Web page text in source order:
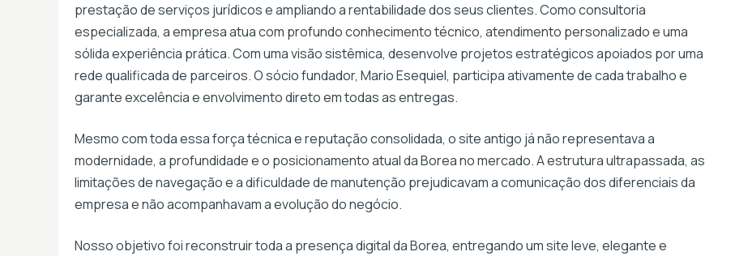
prestação de serviços jurídicos e ampliando a rentabilidade dos seus clientes. Como consultoria
especializada, a empresa atua com profundo conhecimento técnico, atendimento personalizado e uma
sólida experiência prática. Com uma visão sistêmica, desenvolve projetos estratégicos apoiados por uma
rede qualificada de parceiros. O sócio fundador, Mario Esequiel, participa ativamente de cada trabalho e
garante excelência e envolvimento direto em todas as entregas.
Mesmo com toda essa força técnica e reputação consolidada, o site antigo já não representava a
modernidade, a profundidade e o posicionamento atual da Borea no mercado. A estrutura ultrapassada, as
limitações de navegação e a dificuldade de manutenção prejudicavam a comunicação dos diferenciais da
empresa e não acompanhavam a evolução do negócio.
Nosso objetivo foi reconstruir toda a presença digital da Borea, entregando um site leve, elegante e